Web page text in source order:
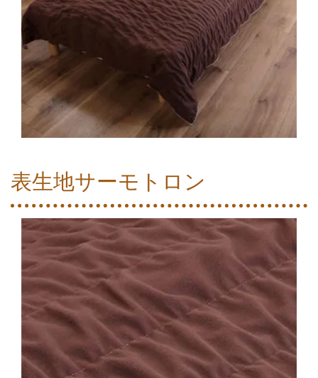
表生地サーモトロン